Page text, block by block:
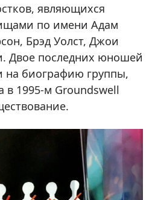
являющихся
по имени Адам
Брэд Уолст, Джои
Двое последних юношей
на биографию группы,
в 1995-м Groundswell